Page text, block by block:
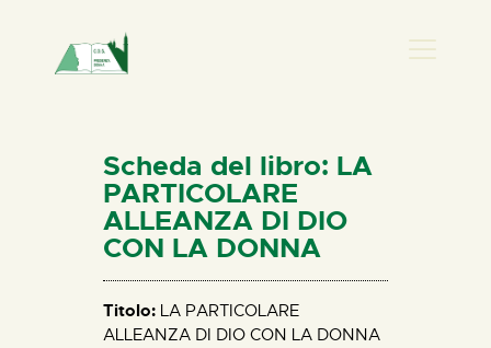
HOME
CHI SIAMO
NEWS
PERCORSI
ELISA SALERNO
Scheda del libro: LA
PARTICOLARE
ALLEANZA DI DIO
CON LA DONNA
Titolo: LA PARTICOLARE
ALLEANZA DI DIO CON LA DONNA